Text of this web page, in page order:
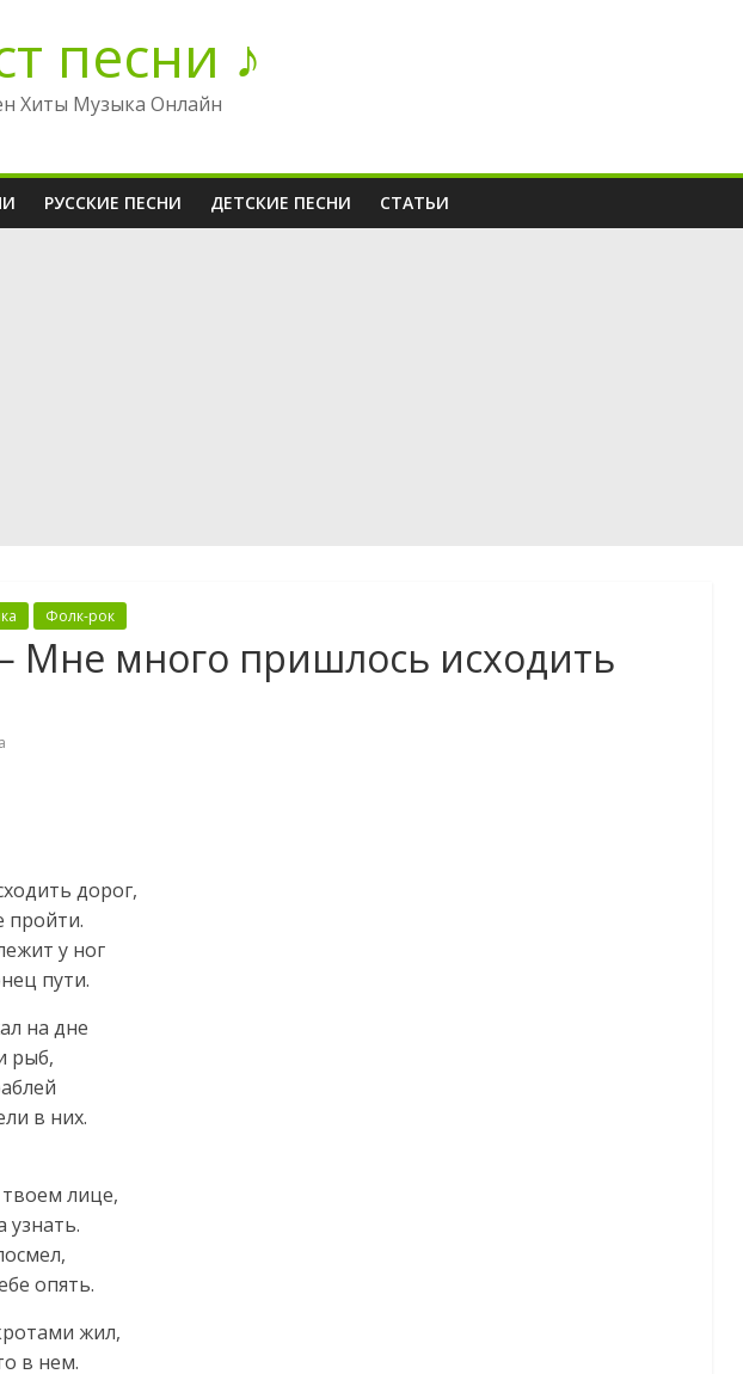
песни ♪
Хиты Музыка Онлайн
РУССКИЕ ПЕСНИ ДЕТСКИЕ ПЕСНИ СТАТЬИ
Фолк-рок
много пришлось исходить
дорог,
пройти.
у ног
пути.
на дне
рыб,
в них.
лице,
узнать.
опять.
жил,
в нем.